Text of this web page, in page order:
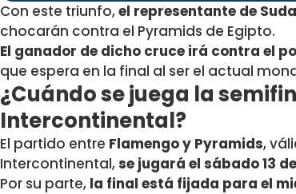
Con este triunfo,el representante de
chocarán contra el Pyramids de Egipto.
El ganador de dicho cruce irá contra el
que espera en la final al ser el actual
¿Cuándo se juega la
Intercontinental?
El partido entre Flamengo y Pyramids,
Intercontinental,se jugará el sábado 13
Por su parte, la final está fijada para el